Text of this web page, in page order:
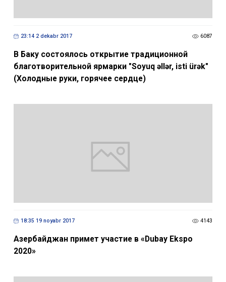
23:14 2 dekabr 2017 6087
В Баку состоялось открытие традиционной
благотворительной ярмарки "Soyuq əllər, isti ürək"
(Холодные руки, горячее сердце)
18:35 19 noyabr 2017 4143
Азербайджан примет участие в «Dubay Ekspo
2020»